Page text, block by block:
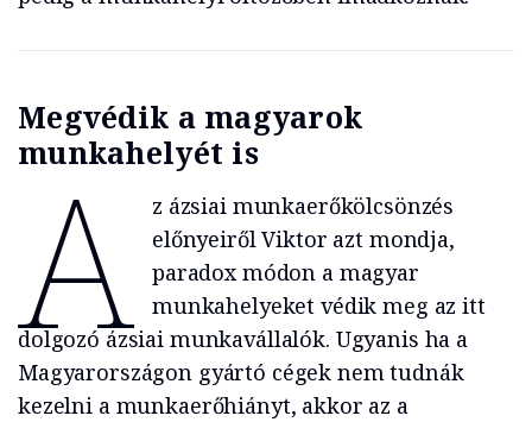
Megvédik a magyarok
munkahelyét is
A
z ázsiai munkaerőkölcsönzés
előnyeiről Viktor azt mondja,
paradox módon a magyar
munkahelyeket védik meg az itt
dolgozó ázsiai munkavállalók. Ugyanis ha a
Magyarországon gyártó cégek nem tudnák
kezelni a munkaerőhiányt, akkor az a